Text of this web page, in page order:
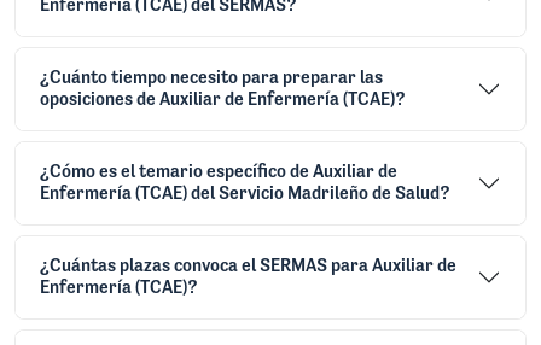
Enfermería (TCAE) del SERMAS?
¿Cuánto tiempo necesito para preparar las
oposiciones de Auxiliar de Enfermería (TCAE)?
¿Cómo es el temario específico de Auxiliar de
Enfermería (TCAE) del Servicio Madrileño de Salud?
¿Cuántas plazas convoca el SERMAS para Auxiliar de
Enfermería (TCAE)?